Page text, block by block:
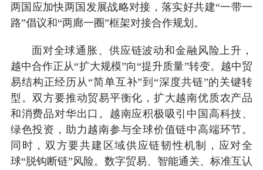
两国应加快两国发展战略对接，落实好共建“一带一
路”倡议和“两廊一圈”框架对接合作规划。
面对全球通胀、供应链波动和金融风险上升，
越中合作正从“扩大规模”向“提升质量”转变。越中贸
易结构正经历从“简单互补”到“深度共链”的关键转
型。双方要推动贸易平衡化，扩大越南优质农产品
和消费品对华出口。越南应积极吸引中国高科技、
绿色投资，助力越南参与全球价值链中高端环节。
同时，双方要共建区域供应链韧性机制，应对全
球“脱钩断链”风险。数字贸易、智能通关、标准互认